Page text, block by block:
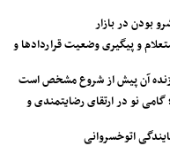
و پیگیری وضعیت قراردادها و
آن پیش از شروع مشخص است
گامی نو در ارتقای رضایتمندی و
اتوخسروانی